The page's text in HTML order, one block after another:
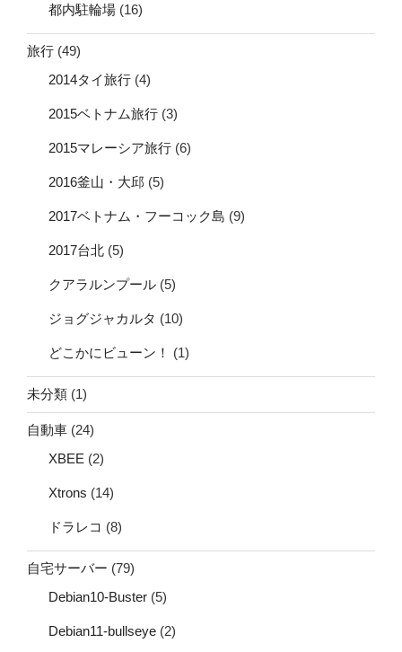
都内駐輪場 (16)
旅行 (49)
2014タイ旅行 (4)
2015ベトナム旅行 (3)
2015マレーシア旅行 (6)
2016釜山・大邱 (5)
2017ベトナム・フーコック島 (9)
2017台北 (5)
クアラルンプール (5)
ジョグジャカルタ (10)
どこかにビューン！ (1)
未分類 (1)
自動車 (24)
XBEE (2)
Xtrons (14)
ドラレコ (8)
自宅サーバー (79)
Debian10-Buster (5)
Debian11-bullseye (2)